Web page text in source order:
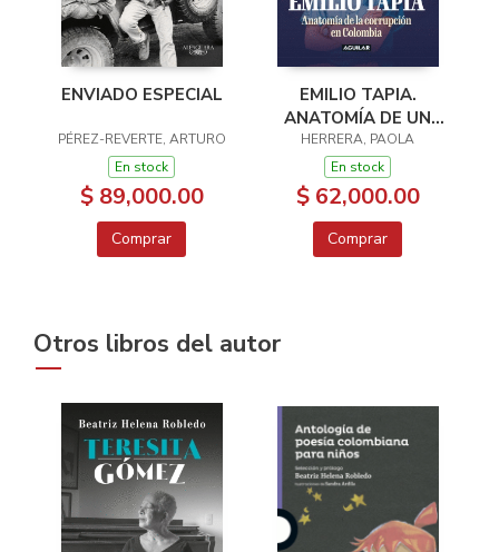
ENVIADO ESPECIAL
PÉREZ-REVERTE, ARTURO
En stock
$ 89,000.00
Comprar
EMILIO TAPIA.
ANATOMÍA DE UN
CORRUPTO
HERRERA, PAOLA
En stock
$ 62,000.00
Comprar
Otros libros del autor